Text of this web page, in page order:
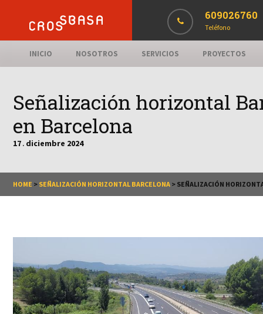
609026760
Teléfono
INICIO NOSOTROS SERVICIOS PROYECTOS
Señalización horizontal
en Barcelona
17 . diciembre 2024
HOME > SEÑALIZACIÓN HORIZONTAL BARCELONA > SEÑALIZACIÓN